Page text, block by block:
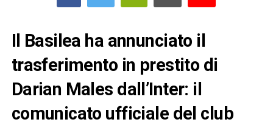
Il Basilea ha annunciato il
trasferimento in prestito di
Darian Males dall’Inter: il
comunicato ufficiale del club